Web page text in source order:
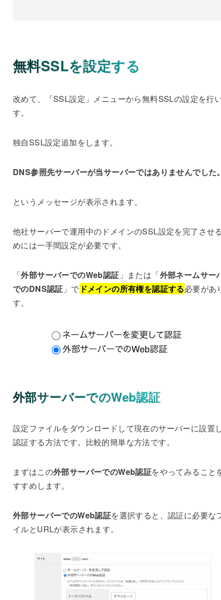
無料SSLを設定する
改めて、「SSL設定」メニューから無料SSLの設定を行
す。
独自SSL設定追加をします。
DNS参照先サーバーが当サーバーではありませんでした
というメッセージが表示されます。
他社サーバーで運用中のドメインのSSL設定を完了させ
めには一手間設定が必要です。
「外部サーバーでのWeb認証 」または「外部ネームサー
でのDNS認証 」で ドメインの所有権を認証する必要があ
す。
外部サーバーでのWeb認証
設定ファイルをダウンロードして現在のサーバーに設置
認証する方法です。比較的簡単な方法です。
まずはこの外部サーバーでのWeb認証をやってみること
すすめします。
外部サーバーでのWeb認証を選択すると、認証に必要な
イルとURLが表示されます。